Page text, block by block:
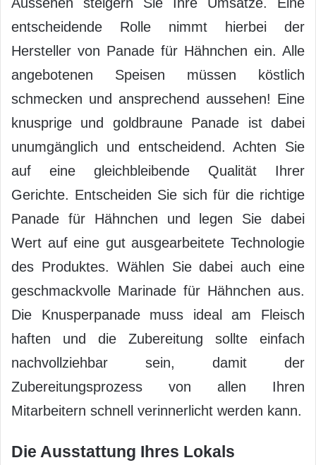
entscheidende Rolle nimmt hierbei der
Hersteller von Panade für Hähnchen ein. Alle
angebotenen Speisen müssen köstlich
schmecken und ansprechend aussehen! Eine
knusprige und goldbraune Panade ist dabei
unumgänglich und entscheidend. Achten Sie
auf eine gleichbleibende Qualität Ihrer
Gerichte. Entscheiden Sie sich für die richtige
Panade für Hähnchen und legen Sie dabei
Wert auf eine gut ausgearbeitete Technologie
des Produktes. Wählen Sie dabei auch eine
geschmackvolle Marinade für Hähnchen aus.
Die Knusperpanade muss ideal am Fleisch
haften und die Zubereitung sollte einfach
nachvollziehbar sein, damit der
Zubereitungsprozess von allen Ihren
Mitarbeitern schnell verinnerlicht werden kann.
Die Ausstattung Ihres Lokals